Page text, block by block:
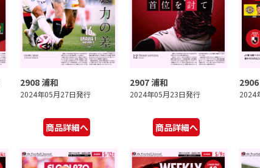
2908 浦和
2024年05月27日発行
商品詳細へ
2907 浦和
2024年05月23日発行
商品詳細へ
2024